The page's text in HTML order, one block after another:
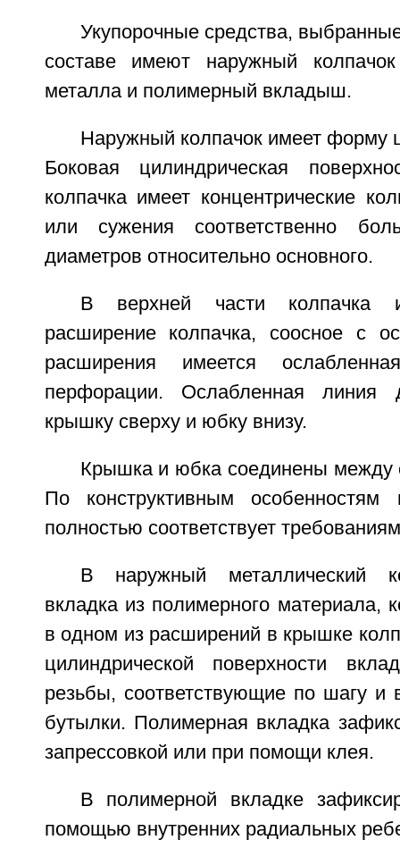
Укупорочные средства,
составе имеют наружный колпачок
металла и полимерный вкладыш.
Наружный колпачок имеет форму
Боковая цилиндрическая
колпачка имеет концентрические
или сужения соответственно
диаметров относительно основного.
В верхней части колпачка
расширение колпачка, соосное с
расширения имеется
перфорации. Ослабленная линия
крышку сверху и юбку внизу.
Крышка и юбка соединены между
По конструктивным особенностям
полностью соответствует
В наружный металлический
вкладка из полимерного материала,
в одном из расширений в крышке
цилиндрической поверхности
резьбы, соответствующие по шагу и
бутылки. Полимерная вкладка
запрессовкой или при помощи клея.
В полимерной вкладке
помощью внутренних радиальных